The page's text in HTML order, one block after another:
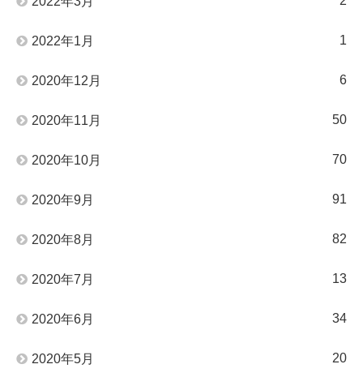
2022年1月 1
2020年12月 6
2020年11月 50
2020年10月 70
2020年9月 91
2020年8月 82
2020年7月 13
2020年6月 34
2020年5月 20